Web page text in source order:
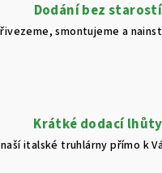
Dodání bez starostí
smontujeme a
Krátké dodací lhůty
italské truhlárny přímo k